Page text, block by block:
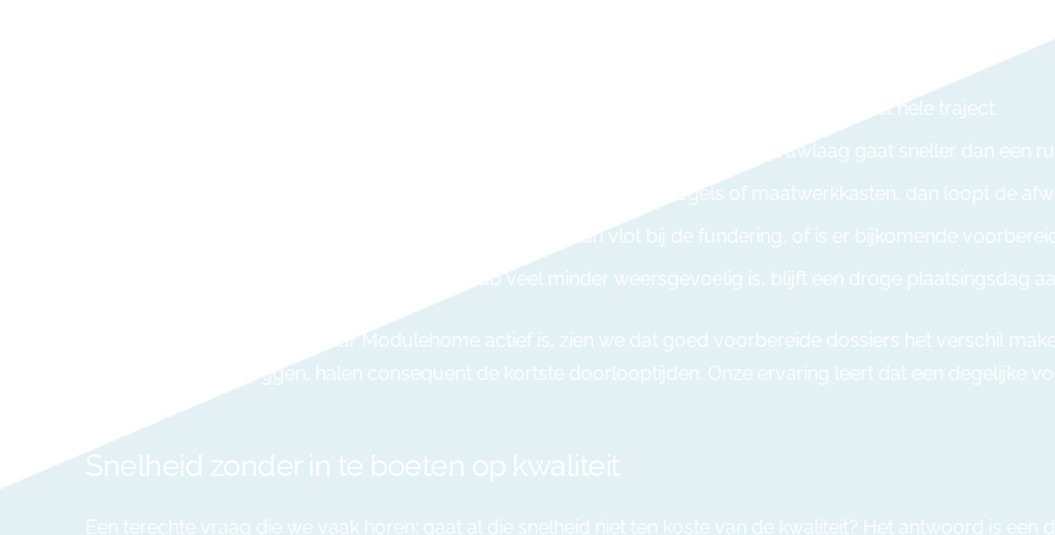
Toch is niet elke prefab woning even snel klaar. Verschillende factoren bepalen mee hoeveel tijd je project in
dit is vaak de grootste variabele. Een vlotte gemeente versnelt het hele traject.
een compacte woning met één bouwlaag gaat sneller dan een
kies je voor luxe keukens, speciale tegels of maatwerkkasten, dan loopt de
kan de kraan vlot bij de fundering, of is er bijkomende
hoewel prefab veel minder weersgevoelig is, blijft een droge plaatsingsdag
In de regio rond Limburg, waar Modulehome actief is, zien we dat goed voorbereide dossiers het verschil
keuzes vroeg vastleggen, halen consequent de kortste doorlooptijden. Onze ervaring leert dat een degelijke
Snelheid zonder in te boeten op kwaliteit
Een terechte vraag die we vaak horen: gaat al die snelheid niet ten koste van de kwaliteit? Het antwoord is een